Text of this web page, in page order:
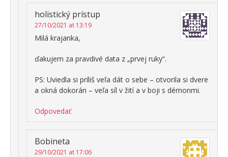
holistický prístup
27/10/2021 at 13:19
Milá krajanka,
ďakujem za pravdivé data z „prvej ruky“.
PS: Uviedla si príliš veľa dát o sebe – otvorila si dvere
a okná dokorán – veľa síl v žití a v boji s démonmi.
Odpovedať
Bobineta
29/10/2021 at 17:06